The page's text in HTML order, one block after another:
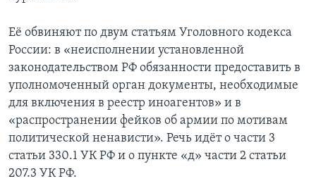
Её обвиняют по двум статьям Уголовного кодекса
России: в «неисполнении установленной
законодательством РФ обязанности предоставить в
уполномоченный орган документы, необходимые
для включения в реестр иноагентов» и в
«распространении фейков об армии по мотивам
политической ненависти». Речь идёт о части 3
статьи 330.1 УК РФ и о пункте «д» части 2 статьи
207.3 УК РФ.